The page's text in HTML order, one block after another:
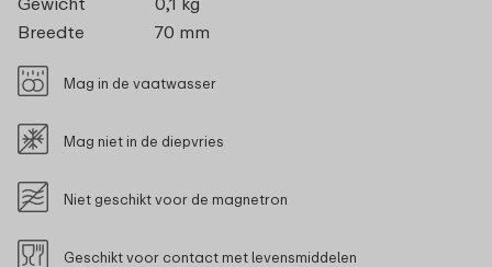
Breedte
70 mm
Mag in de vaatwasser
Mag niet in de diepvries
Niet geschikt voor de magnetron
Geschikt voor contact met levensmiddelen